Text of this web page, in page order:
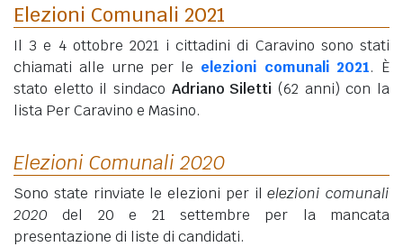
Elezioni Comunali 2021
Il 3 e 4 ottobre 2021 i cittadini di Caravino sono stati
chiamati alle urne per le elezioni comunali 2021. È
stato eletto il sindaco Adriano Siletti (62 anni) con la
lista Per Caravino e Masino.
Elezioni Comunali 2020
Sono state rinviate le elezioni per ilelezioni comunali
2020 del 20 e 21 settembre per la mancata
presentazione di liste di candidati.